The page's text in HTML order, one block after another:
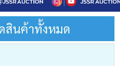
สินค้าทั้งหมด